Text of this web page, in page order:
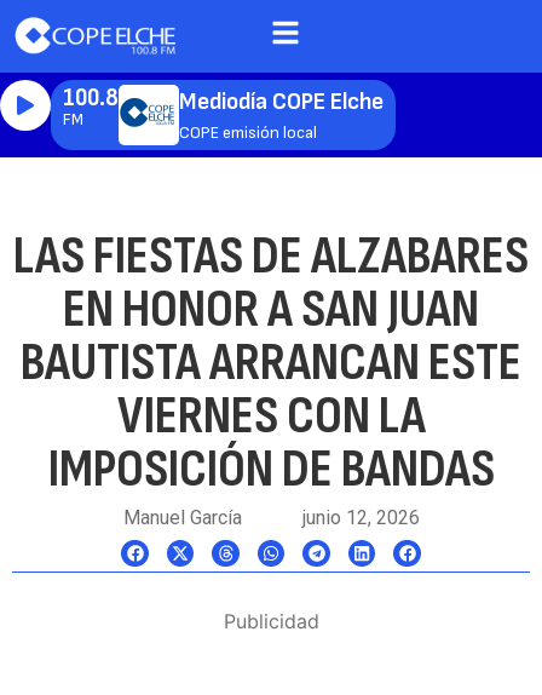
100.8
FM
Mediodía COPE Elche
COPE emisión local
LAS FIESTAS DE ALZABARES
EN HONOR A SAN JUAN
BAUTISTA ARRANCAN ESTE
VIERNES CON LA
IMPOSICIÓN DE BANDAS
Manuel García junio 12, 2026
Publicidad